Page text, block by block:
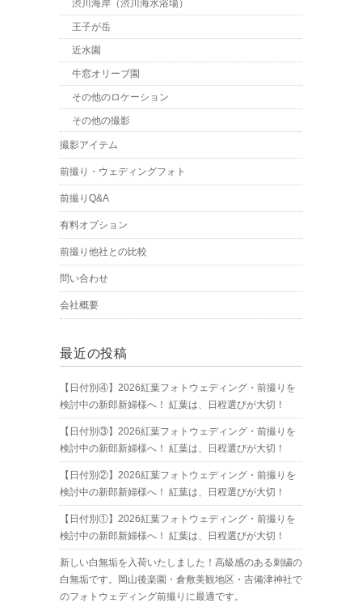
渋川海岸（渋川海水浴場）
王子が岳
近水園
牛窓オリーブ園
その他のロケーション
その他の撮影
撮影アイテム
前撮り・ウェディングフォト
前撮りQ&A
有料オプション
前撮り他社との比較
問い合わせ
会社概要
最近の投稿
【日付別④】2026紅葉フォトウェディング・前撮りを
検討中の新郎新婦様へ！ 紅葉は、日程選びが大切！
【日付別③】2026紅葉フォトウェディング・前撮りを
検討中の新郎新婦様へ！ 紅葉は、日程選びが大切！
【日付別②】2026紅葉フォトウェディング・前撮りを
検討中の新郎新婦様へ！ 紅葉は、日程選びが大切！
【日付別①】2026紅葉フォトウェディング・前撮りを
検討中の新郎新婦様へ！ 紅葉は、日程選びが大切！
新しい白無垢を入荷いたしました！高級感のある刺繍の
白無垢です。岡山後楽園・倉敷美観地区・吉備津神社で
のフォトウェディング前撮りに最適です。